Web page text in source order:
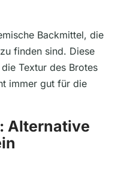
Backmittel, die
finden sind. Diese
Textur des Brotes
immer gut für die
Alternative